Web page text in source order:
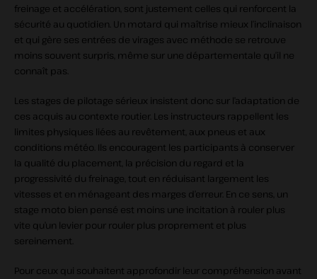
freinage et accélération, sont justement celles qui renforcent la
sécurité au quotidien. Un motard qui maîtrise mieux l’inclinaison
et qui gère ses entrées de virages avec méthode se retrouve
moins souvent surpris, même sur une départementale qu’il ne
connaît pas.
Les stages de pilotage sérieux insistent donc sur l’adaptation de
ces acquis au contexte routier. Les instructeurs rappellent les
limites physiques liées au revêtement, aux pneus et aux
conditions météo. Ils encouragent les participants à conserver
la qualité du placement, la précision du regard et la
progressivité du freinage, tout en réduisant largement les
vitesses et en ménageant des marges d’erreur. En ce sens, un
stage moto bien pensé est moins une incitation à rouler plus
vite qu’un levier pour rouler plus proprement et plus
sereinement.
Pour ceux qui souhaitent approfondir leur compréhension avant